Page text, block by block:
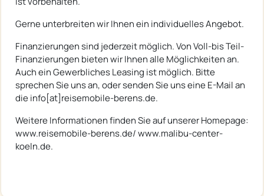
Gerne unterbreiten wir Ihnen ein individuelles Angebot.
Finanzierungen sind jederzeit möglich. Von Voll-bis Teil-
Finanzierungen bieten wir Ihnen alle Möglichkeiten an.
Auch ein Gewerbliches Leasing ist möglich. Bitte
sprechen Sie uns an, oder senden Sie uns eine E-Mail an
die info[at]reisemobile-berens.de.
Weitere Informationen finden Sie auf unserer Homepage:
www.reisemobile-berens.de/ www.malibu-center-
koeln.de.